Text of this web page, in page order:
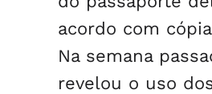
acordo com
Na semana
revelou o uso